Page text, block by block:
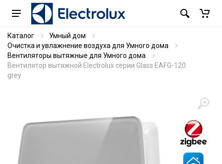
Каталог
Умный дом
Очистка и увлажнение воздуха для Умного дома
Вентиляторы вытяжные для Умного дома
Вентилятор вытяжной Electrolux серии Glass EAFG-120
grey